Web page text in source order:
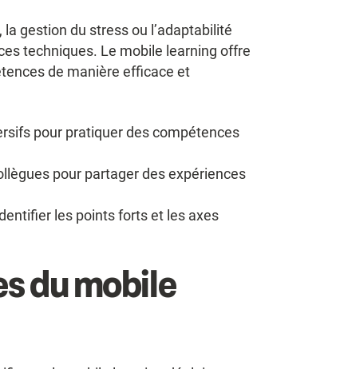
gestion du stress ou l’adaptabilité
techniques. Le mobile learning offre
de manière efficace et
pour pratiquer des compétences
pour partager des expériences
les points forts et les axes
du mobile